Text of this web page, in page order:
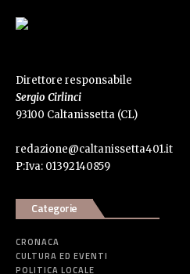
Direttore responsabile
Sergio Cirlinci
93100 Caltanissetta (CL)
redazione@caltanissetta401.it
P:Iva: 01392140859
Categorie
CRONACA
CULTURA ED EVENTI
POLITICA LOCALE